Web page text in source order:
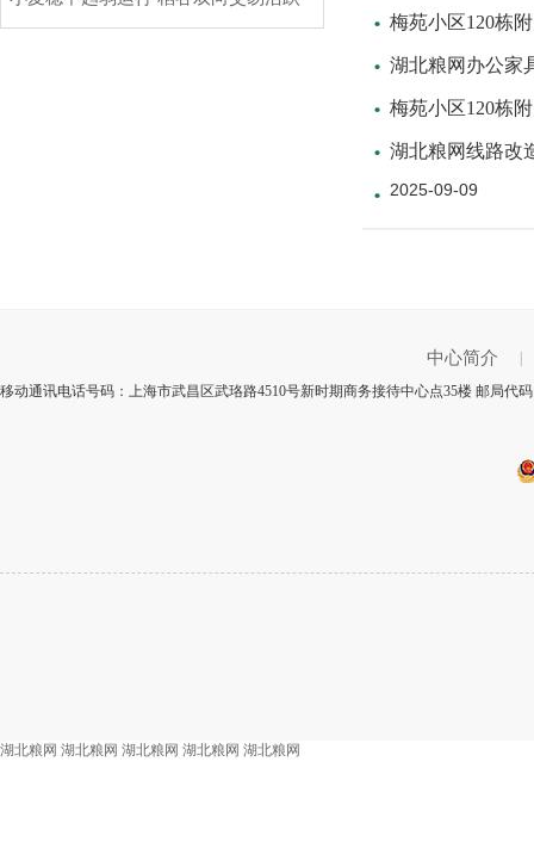
梅苑小区120栋
湖北粮网办公家
梅苑小区120栋
湖北粮网线路改
2025-09-09
中心简介
移动通讯电话号码：上海市武昌区武珞路4510号新时期商务接待中心点35楼 邮局代
湖北粮网 湖北粮网 湖北粮网 湖北粮网 湖北粮网